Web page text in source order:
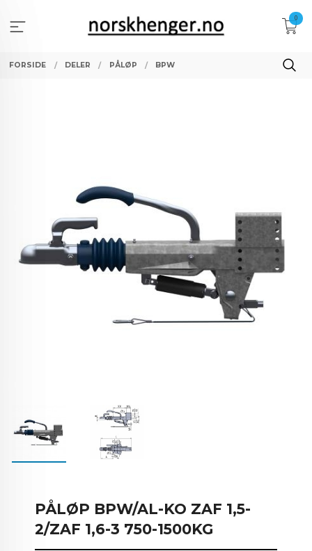
innholdet
0
FORSIDE DELER PÅLØP BPW
PÅLØP BPW/AL-KO ZAF 1,5-
2/ZAF 1,6-3 750-1500KG